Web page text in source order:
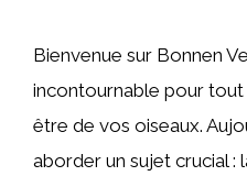
Bienvenue sur Bonnen
incontournable pour
être de vos oiseaux.
aborder un sujet crucial :